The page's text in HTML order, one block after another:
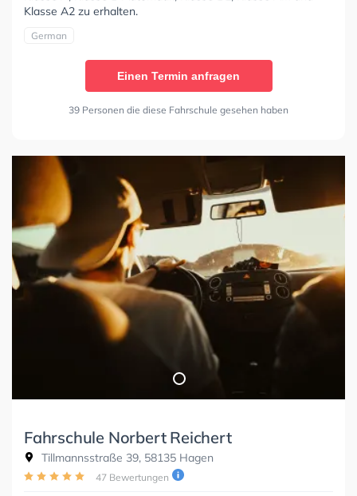
Klasse A2 zu erhalten.
German
Einen Termin anfragen
39 Personen die diese Fahrschule gesehen haben
Fahrschule Norbert Reichert
Tillmannsstraße 39, 58135 Hagen
47 Bewertungen